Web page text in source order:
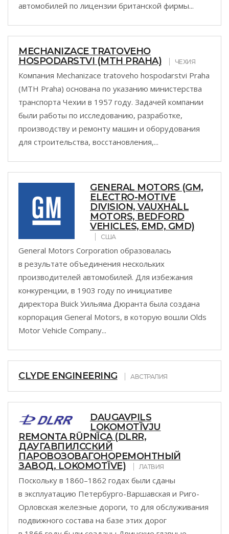
автомобилей по лицензии британской фирмы...
MECHANIZACE TRATOVEHO
HOSPODARSTVI (MTH PRAHA)
ЧЕХИЯ
Компания Mechanizace tratoveho hospodarstvi Praha
(MTH Praha) основана по указанию министерства
транспорта Чехии в 1957 году. Задачей компании
были работы по исследованию, разработке,
производству и ремонту машин и оборудования
для строительства, восстановления,...
GENERAL MOTORS (GM,
ELECTRO-MOTIVE
DIVISION, VAUXHALL
MOTORS, BEDFORD
VEHICLES, EMD, GMD)
США
General Motors Corporation образовалась
в результате объединения нескольких
производителей автомобилей. Для избежания
конкуренции, в 1903 году по инициативе
директора Buick Уильяма Дюранта была создана
корпорация General Motors, в которую вошли Olds
Motor Vehicle Company...
CLYDE ENGINEERING АВСТРАЛИЯ
DAUGAVPILS
LOKOMOTĪVJU
REMONTA RŪPNĪCA (DLRR,
ДАУГАВПИЛССКИЙ
ПАРОВОЗОВАГОНОРЕМОНТНЫЙ
ЗАВОД, LOKOMOTĪVE)
ЛАТВИЯ
Поскольку в 1860–1862 годах были сданы
в эксплуатацию Петербурго-Варшавская и Риго-
Орловская железные дороги, то для обслуживания
подвижного состава на базе этих дорог